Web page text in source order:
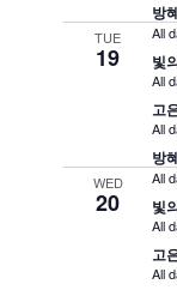
방
TUE
19
All
빛
All
고
All
방
WED
20
All
빛
All
고
All